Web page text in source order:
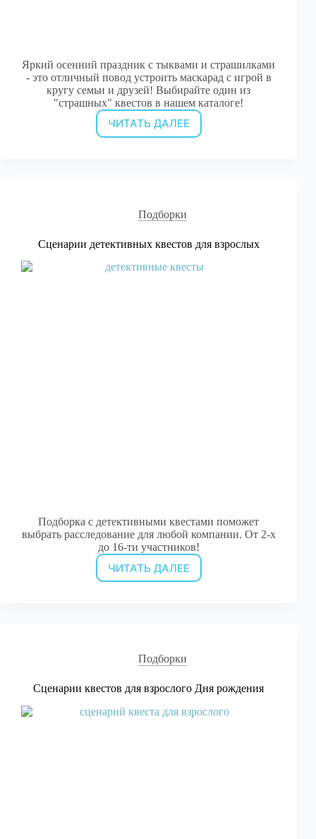
Яркий осенний праздник с тыквами и страшилками
- это отличный повод устроить маскарад с игрой в
кругу семьи и друзей! Выбирайте один из
"страшных" квестов в нашем каталоге!
ЧИТАТЬ ДАЛЕЕ
Сценарии
квестов
Подборки
Сценарии детективных квестов для взрослых
Подборка с детективными квестами поможет
выбрать расследование для любой компании. От 2-х
до 16-ти участников!
ЧИТАТЬ ДАЛЕЕ
Сценарии
Подборки
Сценарии квестов для взрослого Дня рождения